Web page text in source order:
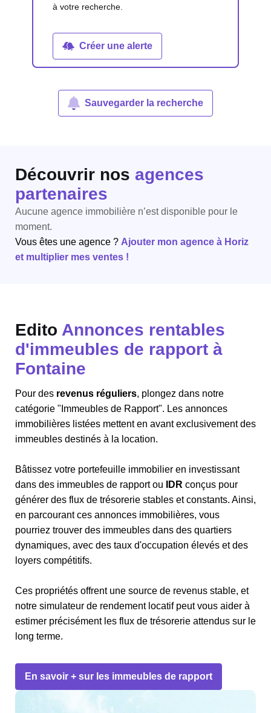
à votre recherche.
Créer une alerte
Sauvegarder la recherche
Découvrir nos agences
partenaires
Aucune agence immobilière n’est disponible pour le
moment.
Vous êtes une agence ? Ajouter mon agence à Horiz
et multiplier mes ventes !
Edito Annonces rentables
d'immeubles de rapport à
Fontaine
Pour des revenus réguliers, plongez dans notre
catégorie "Immeubles de Rapport". Les annonces
immobilières listées mettent en avant exclusivement des
immeubles destinés à la location.
Bâtissez votre portefeuille immobilier en investissant
dans des immeubles de rapport ou
IDR conçus pour
générer des flux de trésorerie stables et constants. Ainsi,
en parcourant ces annonces immobilières, vous
pourriez trouver des immeubles dans des quartiers
dynamiques, avec des taux d'occupation élevés et des
loyers compétitifs.
Ces propriétés offrent une source de revenus stable, et
notre simulateur de rendement locatif peut vous aider à
estimer précisément les flux de trésorerie attendus sur le
long terme.
En savoir + sur les immeubles de rapport